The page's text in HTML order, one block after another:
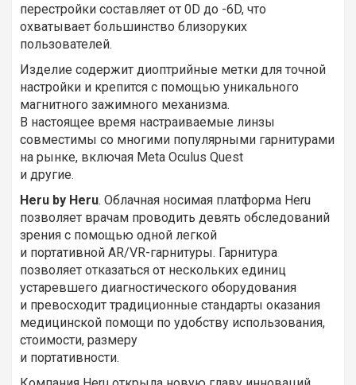
перестройки составляет от 0D до -6D, что
охватывает большинство близоруких
пользователей.
Изделие содержит диоптрийные метки для точной
настройки и крепится с помощью уникального
магнитного зажимного механизма.
В настоящее время настраиваемые линзы
совместимы со многими популярными гарнитурами
на рынке, включая Meta Oculus Quest
и другие.
Heru by Heru. Облачная носимая платформа Heru
позволяет врачам проводить девять обследований
зрения с помощью одной легкой
и портативной AR/VR-гарнитуры. Гарнитура
позволяет отказаться от нескольких единиц
устаревшего диагностического оборудования
и превосходит традиционные стандарты оказания
медицинской помощи по удобству использования,
стоимости, размеру
и портативности.